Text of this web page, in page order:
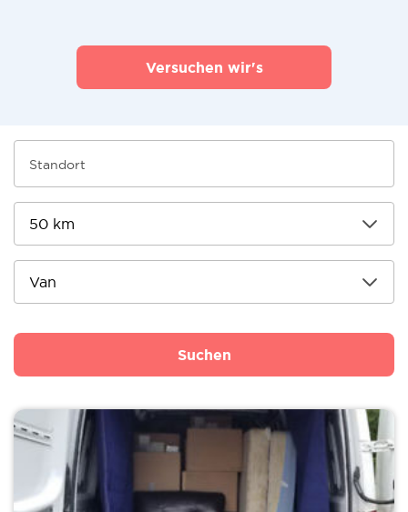
Versuchen wir's
Suchen